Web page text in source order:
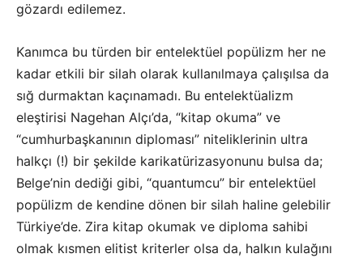
gözardı edilemez.
Kanımca bu türden bir entelektüel popülizm her ne
kadar etkili bir silah olarak kullanılmaya çalışılsa da
sığ durmaktan kaçınamadı. Bu entelektüalizm
eleştirisi Nagehan Alçı’da, “kitap okuma” ve
“cumhurbaşkanının diploması” niteliklerinin ultra
halkçı (!) bir şekilde karikatürizasyonunu bulsa da;
Belge’nin dediği gibi, “quantumcu” bir entelektüel
popülizm de kendine dönen bir silah haline gelebilir
Türkiye’de. Zira kitap okumak ve diploma sahibi
olmak kısmen elitist kriterler olsa da, halkın kulağını